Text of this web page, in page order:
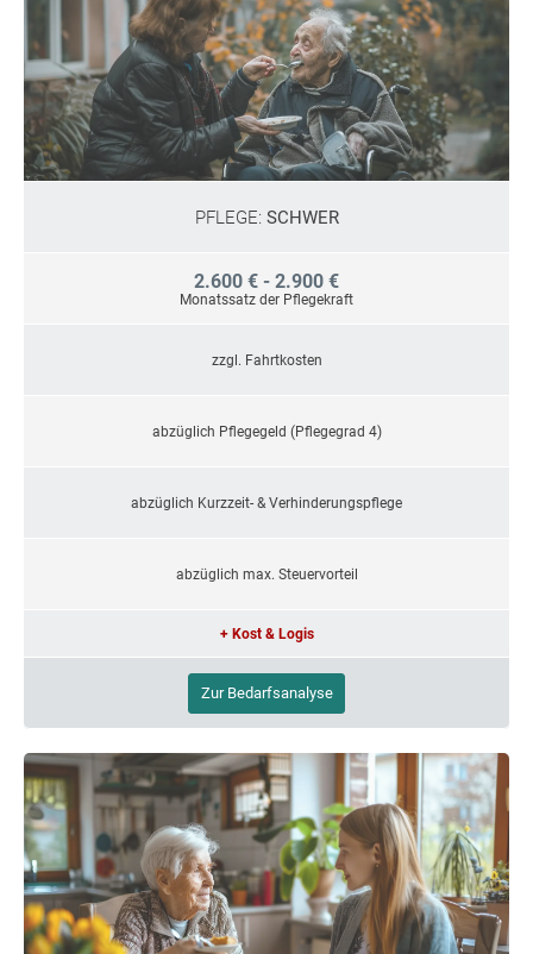
PFLEGE: SCHWER
2.600 € - 2.900 €
Monatssatz der Pflegekraft
zzgl. Fahrtkosten
abzüglich Pflegegeld (Pflegegrad 4)
abzüglich Kurzzeit- & Verhinderungspflege
abzüglich max. Steuervorteil
+ Kost & Logis
Zur Bedarfsanalyse